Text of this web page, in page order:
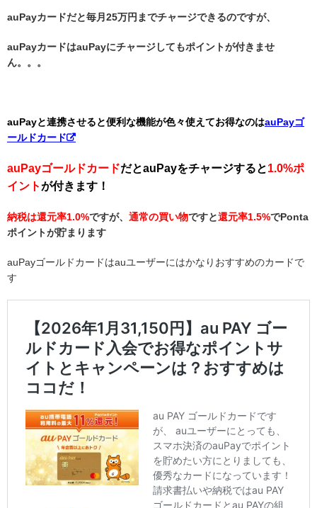
auPayカードだと毎月25万円までチャージできるのですが、
auPayカードはauPayにチャージしてもポイントが付きませ
ん。。。
auPayと連携させると便利な機能が色々使えてお得なのはauPayゴ
ールドカード
auPayゴールドカードだとauPayをチャージすると1.0%ポ
イントが付きます！
納税は還元率1.0%ですが、 通常の買い物ですと還元率1.5%でPonta
ポイントが貯まります
auPayゴールドカードはauユーザーにはかなりおすすめのカードで
す